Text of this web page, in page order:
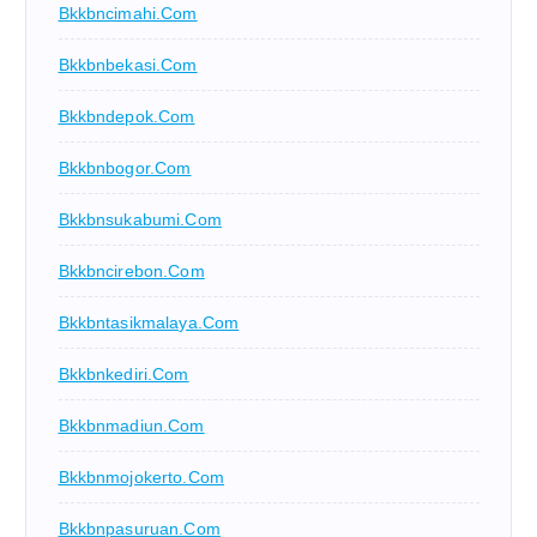
Bkkbncimahi.com
Bkkbnbekasi.com
Bkkbndepok.com
Bkkbnbogor.com
Bkkbnsukabumi.com
Bkkbncirebon.com
Bkkbntasikmalaya.com
Bkkbnkediri.com
Bkkbnmadiun.com
Bkkbnmojokerto.com
Bkkbnpasuruan.com